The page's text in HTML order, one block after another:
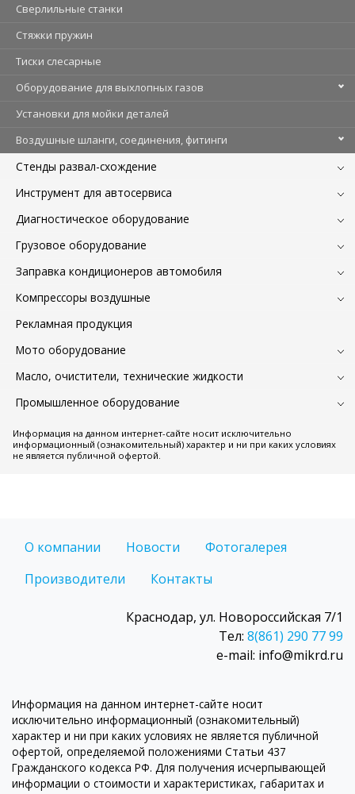
Сверлильные станки
Стяжки пружин
Тиски слесарные
Оборудование для выхлопных газов
Установки для мойки деталей
Воздушные шланги, соединения, фитинги
Стенды развал-схождение
Инструмент для автосервиса
Диагностическое оборудование
Грузовое оборудование
Заправка кондиционеров автомобиля
Компрессоры воздушные
Рекламная продукция
Мото оборудование
Масло, очистители, технические жидкости
Промышленное оборудование
Информация на данном интернет-сайте носит исключительно
информационный (ознакомительный) характер и ни при каких условиях
не является публичной офертой.
О компании Новости
Фотогалерея
Производители
Контакты
Краснодар, ул. Новороссийская 7/1
Тел: 8(861) 290 77 99
e-mail: info@mikrd.ru
Информация на данном интернет-сайте носит
исключительно информационный (ознакомительный)
характер и ни при каких условиях не является публичной
офертой, определяемой положениями Статьи 437
Гражданского кодекса РФ. Для получения исчерпывающей
информации о стоимости и характеристиках, габаритах и